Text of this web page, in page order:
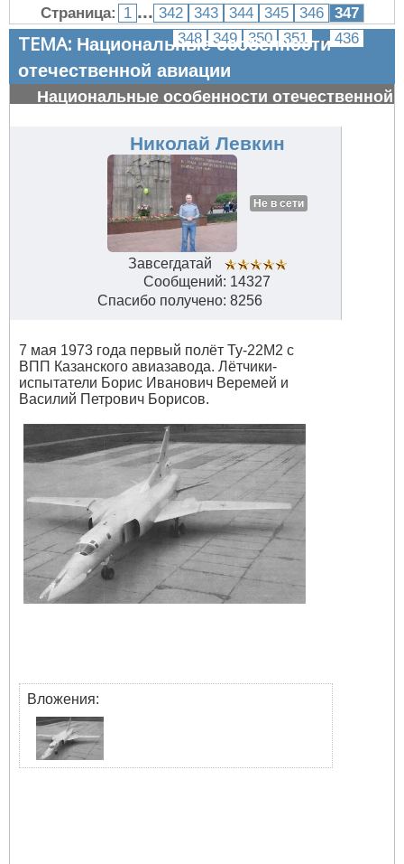
Страница: 1 ... 342 343 344 345 346
347
348
349 350 351 ... 436
ТЕМА: Национальные особенности
отечественной авиации
Национальные особенности отечественной
Николай Левкин
Не в сети
Завсегдатай
Сообщений: 14327
Спасибо получено: 8256
7 мая 1973 года первый полёт Ту-22М2 с
ВПП Казанского авиазавода. Лётчики-
испытатели Борис Иванович Веремей и
Василий Петрович Борисов.
Вложения: